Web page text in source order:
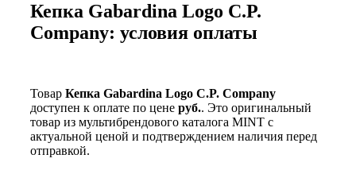
Кепка Gabardina Logo C.P.
Company: условия оплаты
Товар Кепка Gabardina Logo C.P. Company
доступен к оплате по цене руб.. Это оригинальный
товар из мультибрендового каталога MINT с
актуальной ценой и подтверждением наличия перед
отправкой.